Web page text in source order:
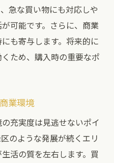
急な買い物にも対応しや
可能です。さらに、商業
も寄与します。将来的に
ため、購入時の重要なポ
業環境
充実度は見逃せないポイ
のような発展が続くエリ
活の質を左右します。買